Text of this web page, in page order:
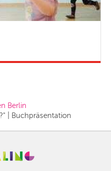
Berlin
| Buchpräsentation